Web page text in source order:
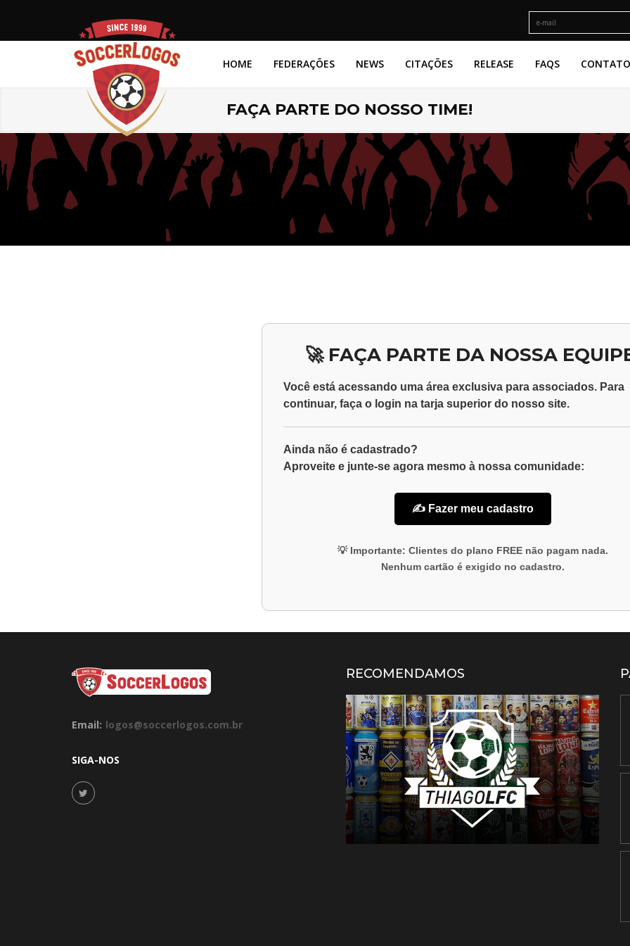
HOME FEDERAÇÕES NEWS CITAÇÕES RELEASE FAQS CONTATO
FAÇA PARTE DO NOSSO TIME!
🚀 FAÇA PARTE DA NOSSA
Você está acessando uma área exclusiva para associados. Para
continuar, faça o login na tarja superior do nosso site.
Ainda não é cadastrado?
Aproveite e junte-se agora mesmo à nossa comunidade:
✍️ Fazer meu cadastro
💡 Importante: Clientes do plano FREEnão pagam nada.
Nenhum cartão é exigido no cadastro.
Email: logos@soccerlogos.com.br
SIGA-NOS
RECOMENDAMOS